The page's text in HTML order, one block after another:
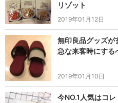
リゾット
2019年01月12日
無印良品グッズが
急な来客時にする
2019年01月10日
今NO.1人気はコ